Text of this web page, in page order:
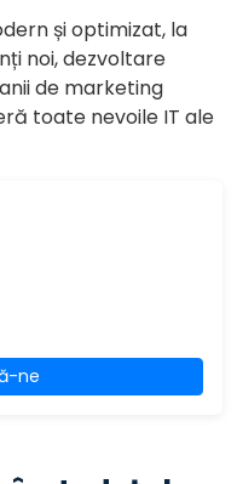
și optimizat, la
noi, dezvoltare
de marketing
toate nevoile IT ale
ne